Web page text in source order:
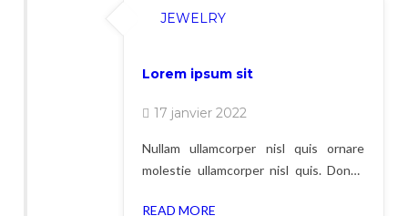
Lorem ipsum sit
17 janvier 2022
JEWELRY
Nullam ullamcorper nisl quis ornare
molestie ullamcorper nisl quis. Donec
READ MORE